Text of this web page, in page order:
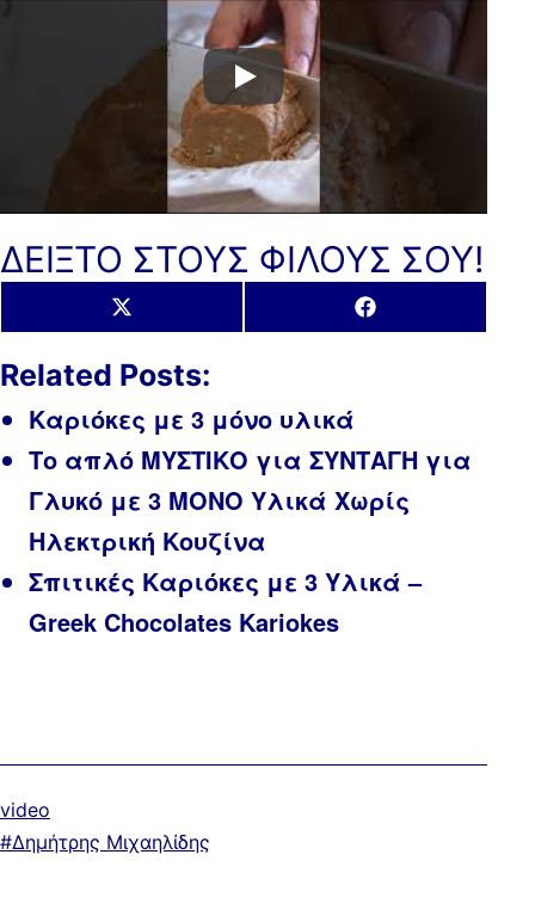
ΔΕΙΞΤΟ ΣΤΟΥΣ ΦΙΛΟΥΣ ΣΟΥ!
Share
on
X
(Twitter)
Share
on
Facebook
Related Posts:
Καριόκες με 3 μόνο υλικά
Το απλό ΜΥΣΤΙΚΟ για ΣΥΝΤΑΓΗ για
Γλυκό με 3 ΜΟΝΟ Υλικά Χωρίς
Ηλεκτρική Κουζίνα
Σπιτικές Καριόκες με 3 Υλικά –
Greek Chocolates Kariokes
Κατηγοριοποιημένα
ως
video
ΜεΔημήτρης Μιχαηλίδης